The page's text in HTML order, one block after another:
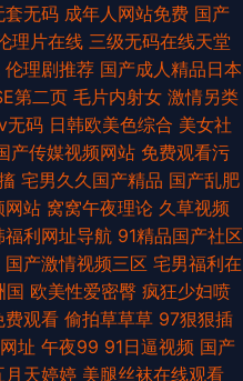
套无码 成年人网站免费 国产
理片在线 三级无码在线天堂
伦理剧推荐 国产成人精品日本
第二页 毛片内射女 激情另类
无码 日韩欧美色综合 美女社
产传媒视频网站 免费观看污
宅男久久国产精品 国产乱肥
网站 窝窝午夜理论 久草视频
福利网址导航 91精品国产社区
国产激情视频三区 宅男福利在
国 欧美性爱密臀 疯狂少妇喷
费观看 偷拍草草草 97狠狠插
址 午夜99 91日逼视频 国产
月天婷婷 美腿丝袜在线观看